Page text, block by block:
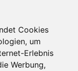
Cookies
um
Erlebnis
Werbung,